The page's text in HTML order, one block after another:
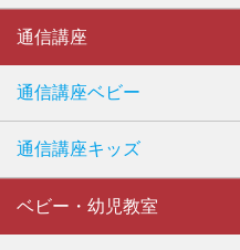
通信講座
通信講座ベビー
通信講座キッズ
ベビー・幼児教室